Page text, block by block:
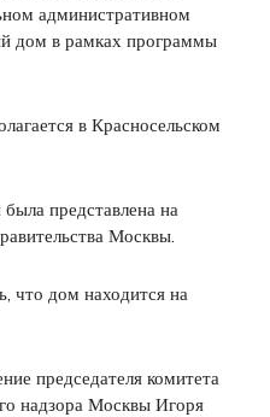
административном
дом в рамках программы
в Красносельском
представлена на
Москвы.
что дом находится на
председателя комитета
надзора Москвы Игоря